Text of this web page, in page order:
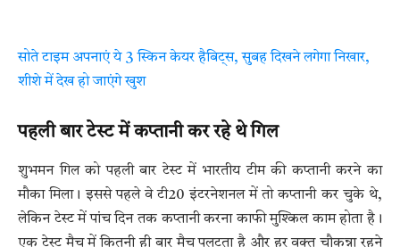
सोते टाइम अपनाएं ये 3 स्किन केयर हैबिट्स, सुबह दिखने लगेगा निखार,
शीशे में देख हो जाएंगे खुश
पहली बार टेस्ट में कप्तानी कर रहे थे गिल
शुभमन गिल को पहली बार टेस्ट में भारतीय टीम की कप्तानी करने का
मौका मिला। इससे पहले वे टी20 इंटरनेशनल में तो कप्तानी कर चु​के थे,
लेकिन टेस्ट में पांच दिन तक कप्तानी करना काफी मुश्किल काम होता है।
एक टेस्ट मैच में कितनी ही बार मैच पलटता है और हर वक्त चौकन्ना रहने